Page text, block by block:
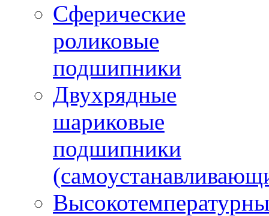
Сферические
роликовые
подшипники
Двухрядные
шариковые
подшипники